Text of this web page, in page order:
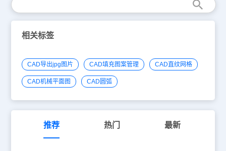
相关标签
CAD导出jpg图片 CAD填充图案管理 CAD直纹网格
CAD机械平面图 CAD圆弧
推荐 热门 最新